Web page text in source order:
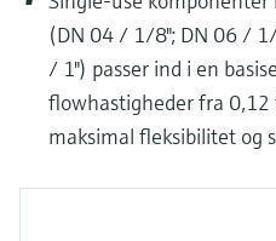
(DN 04 / 1/8"; DN 06 /
/ 1") passer ind i en
flowhastigheder fra
maksimal fleksibilitet og